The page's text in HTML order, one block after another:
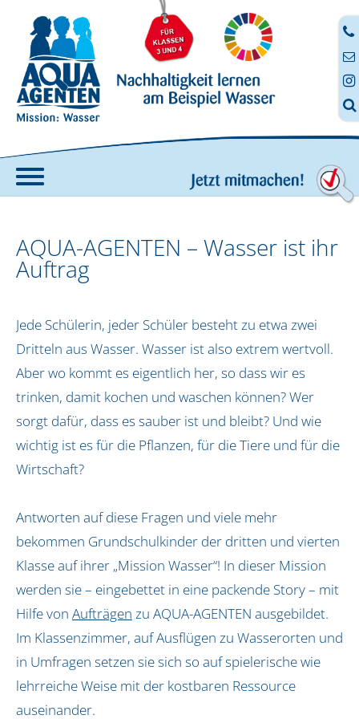




Angebote
AQUA-AGENTEN-Koffer
Anmeldung zur digitalen Fortbildung
Digitale Aufträge
Aktionstage (bundesweit)
AQUA-AGENTEN-Aktionstag buchen
Erlebnistage in Hamburg
Rallye in Hamburg
BNE / SDGs
Pädagogisches Leitbild
Auszeichnungen
Vor Ort
Biosphärenreservat Flusslandschaft Elbe-
Biosphärenband Schaalsee-Elbe
Dithmarschen
Erfurt
Hamburg
AQUA-AGENTEN – Wasser ist ihr
Auftrag
Jede Schülerin, jeder Schüler besteht zu etwa zwei
Dritteln aus Wasser. Wasser ist also extrem wertvoll.
Aber wo kommt es eigentlich her, so dass wir es
trinken, damit kochen und waschen können? Wer
sorgt dafür, dass es sauber ist und bleibt? Und wie
wichtig ist es für die Pflanzen, für die Tiere und für die
Wirtschaft?
Antworten auf diese Fragen und viele mehr
bekommen Grundschulkinder der dritten und vierten
Klasse auf ihrer „Mission Wasser“! In dieser Mission
werden sie – eingebettet in eine packende Story – mit
Hilfe von Aufträgen zu AQUA-AGENTEN ausgebildet.
Im Klassenzimmer, auf Ausflügen zu Wasserorten und
in Umfragen setzen sie sich so auf spielerische wie
lehrreiche Weise mit der kostbaren Ressource
auseinander.